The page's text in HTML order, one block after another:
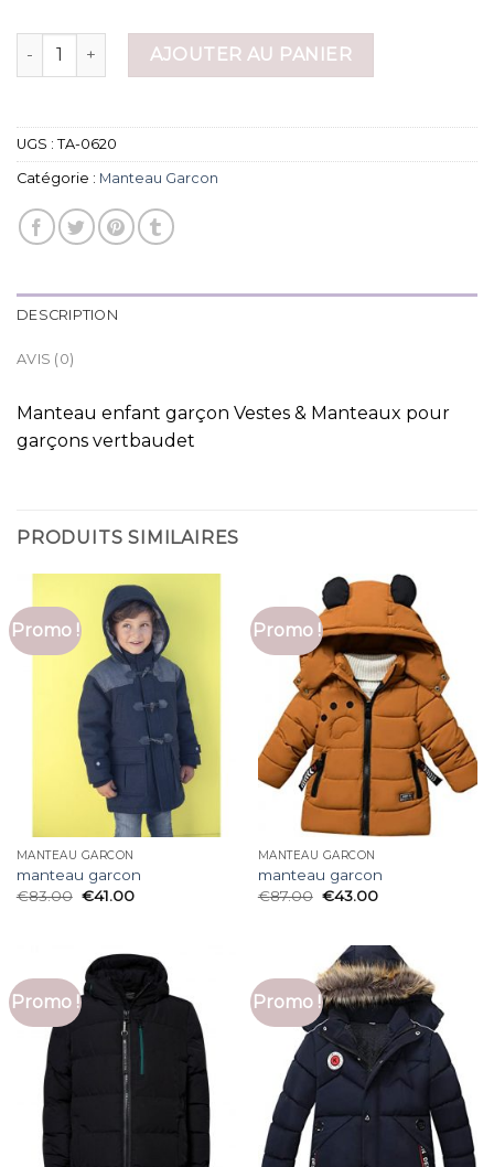
quantité de manteau garconAJOUTER AU PANIER
UGS : TA-0620
Catégorie : Manteau Garcon
DESCRIPTION
AVIS (0)
Manteau enfant garçon Vestes & Manteaux pour
garçons vertbaudet
PRODUITS SIMILAIRES
Promo !
MANTEAU GARCON
manteau garcon
€83.00 €41.00
Promo !
MANTEAU GARCON
manteau garcon
€87.00 €43.00
Promo ! Promo !